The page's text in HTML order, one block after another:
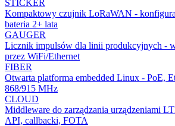
STICKER
Kompaktowy czujnik LoRaWAN -
bateria 2+ lata
GAUGER
Licznik impulsów dla linii produkcyjnych -
przez WiFi/Ethernet
FIBER
Otwarta platforma embedded Linux - PoE,
868/915 MHz
CLOUD
Middleware do zarządzania urządzeniami
API, callbacki, FOTA